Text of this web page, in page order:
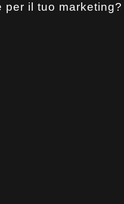
per il tuo marketing?